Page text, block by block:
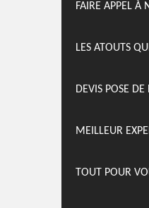
FAIRE APPEL À
LES ATOUTS
DEVIS POSE
MEILLEUR
TOUT POUR